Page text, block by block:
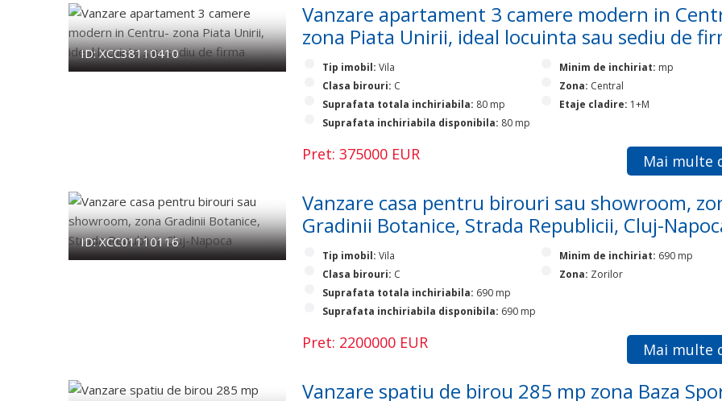
ID: XCC38110410
Vanzare apartament 3 camere modern in
zona Piata Unirii, ideal locuinta sau sediu de
Tip imobil: Vila
Clasa birouri: C
Suprafata totala inchiriabila: 80 mp
Suprafata inchiriabila disponibila: 80 mp
Minim de inchiriat: mp
Zona: Central
Etaje cladire: 1+M
Mai multe
Pret: 375000 EUR
ID: XCC01110116
Vanzare casa pentru birouri sau showroom,
Gradinii Botanice, Strada Republicii, Cluj-
Tip imobil: Vila
Clasa birouri: C
Suprafata totala inchiriabila: 690 mp
Suprafata inchiriabila disponibila: 690 mp
Minim de inchiriat: 690 mp
Zona: Zorilor
Mai multe
Pret: 2200000 EUR
Vanzare spatiu de birou 285 mp zona Baza